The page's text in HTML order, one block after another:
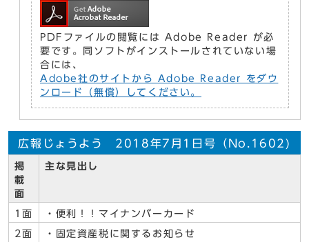
PDFファイルの閲覧には Adobe Reader が必
要です。同ソフトがインストールされていない場
合には、
Adobe社のサイトから Adobe Reader をダウ
ンロード（無償）してください。
広報じょうよう 2018年7月1日号（No.1602)
掲
載
面
主な見出し
1面 ・便利！！マイナンバーカード
2面
・固定資産税に関するお知らせ